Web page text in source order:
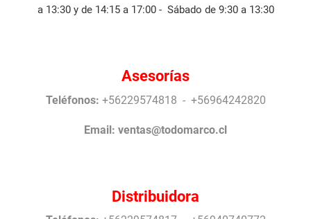
a 13:30 y de 14:15 a 17:00 - Sábado de 9:30 a 13:30
Asesorías
Teléfonos: +56229574818 - +56964242820
Email: ventas@todomarco.cl
Distribuidora